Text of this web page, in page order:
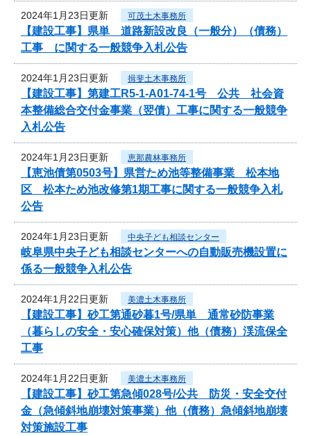
2024年1月23日更新 可茂土木事務所
【建設工事】県単 道路新設改良（一般分）（債務）
工事 に関する一般競争入札公告
2024年1月23日更新 揖斐土木事務所
【建設工事】第建工R5-1-A01-74-1号 公共 社会資
本整備総合交付金事業（翌債）工事に関する一般競争
入札公告
2024年1月23日更新 恵那農林事務所
【恵池債第0503号】県営ため池等整備事業 松本地
区 松本ため池改修第1期工事に関する一般競争入札
公告
2024年1月23日更新 中央子ども相談センター
岐阜県中央子ども相談センターへの自動販売機設置に
係る一般競争入札公告
2024年1月22日更新 美濃土木事務所
【建設工事】砂工第通砂暮1号/県単 通常砂防事業
（暮らしの安全・安心確保対策）他（債務）渓流保全
工事
2024年1月22日更新 美濃土木事務所
【建設工事】砂工第急傾028号/公共 防災・安全交付
金（急傾斜地崩壊対策事業）他（債務）急傾斜地崩壊
対策施設工事